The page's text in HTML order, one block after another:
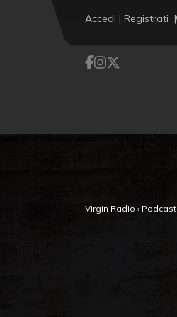
Accedi | Registrati
Virgin Radio › Podcast